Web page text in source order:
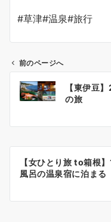
#草津​#温泉​#旅行
ビ
ン
前のページへ
【東伊豆
の旅
【女ひとり旅 to箱根
風呂の温泉宿に泊まる